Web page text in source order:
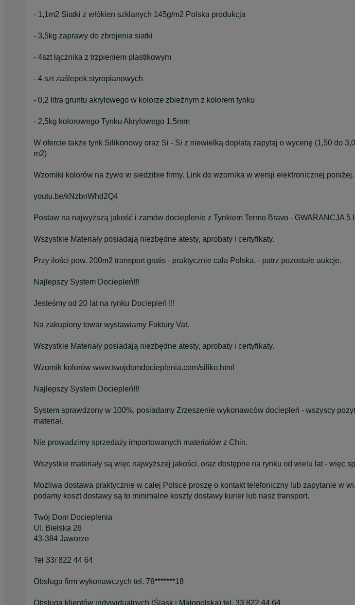
- 1,1m2 Siatki z włókien szklanych 145g/m2 Polska produkcja
- 3,5kg zaprawy do zbrojenia siatki
- 4szt łącznika z trzpieniem plastikowym
- 4 szt zaślepek styropianowych
- 0,2 litra gruntu akrylowego w kolorze zbieżnym z kolorem tynku
- 2,5kg kolorowego Tynku Akrylowego 1,5mm
W ofercie także tynk Silikonowy oraz Si - Si z niewielką dopłatą zapytaj o wycenę (1,50 do
m2)
Wzorniki kolorów na żywo w siedzibie firmy. Link do wzornika w wersji elektronicznej poniżej.
youtu.be/kNzbnWhd2Q4
Postaw na najwyższą jakość i zamów docieplenie z Tynkiem Termo Bravo - GWARANCJA 5
Wszystkie Materiały posiadają niezbędne atesty, aprobaty i certyfikaty.
Przy ilości pow. 200m2 transport gratis - praktycznie cała Polska. - patrz pozostałe aukcje.
Najlepszy System Dociepleń!!!
Jesteśmy od 20 lat na rynku Dociepleń !!!
Na zakupiony towar wystawiamy Faktury Vat.
Wszystkie Materiały posiadają niezbędne atesty, aprobaty i certyfikaty.
Wzornik kolorów www.twojdomdocieplenia.com/siliko.html
Najlepszy System Dociepleń!!!
System sprawdzony w 100%, posiadamy Zrzeszenie wykonawców dociepleń - wszyscy
materiał.
Nie prowadzimy sprzedaży importowanych materiałów z Chin.
Wszystkie materiały są więc najwyższej jakości, oraz dostępne na rynku od wielu lat - więc
Możliwa dostawa praktycznie w całej Polsce proszę o kontakt telefoniczny lub zapytanie w
podamy koszt dostawy są to minimalne koszty dostawy kurier lub nasz transport.
Twój Dom Docieplenia
Ul. Bielska 26
43-384 Jaworze
Tel 33/ 822 44 64
Obsługa firm wykonawczych tel. 78*******18
Obsługa klientów indywidualnych (Śląsk i Małopolska) tel. 33 822 44 64